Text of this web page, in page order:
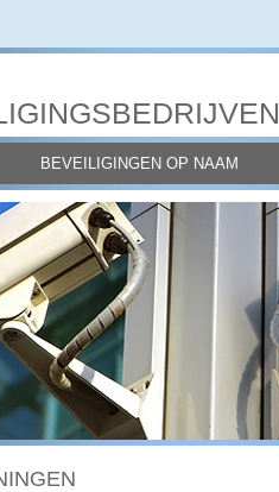
BEVEILIGINGEN OP NAAM